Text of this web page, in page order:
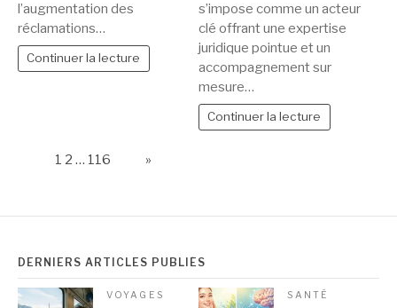
l’augmentation des
réclamations…
Continuer la lecture
s’impose comme un acteur
clé offrant une expertise
juridique pointue et un
accompagnement sur
mesure…
Continuer la lecture
1 2 … 116 »
DERNIERS ARTICLES PUBLIÉS
VOYAGES SANTÉ